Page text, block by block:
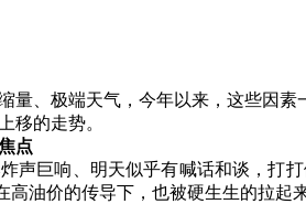
极端天气，今年以来，这些因素
移的走势。
点
巨响、明天似乎有喊话和谈，打打
油价的传导下，也被硬生生的拉起来